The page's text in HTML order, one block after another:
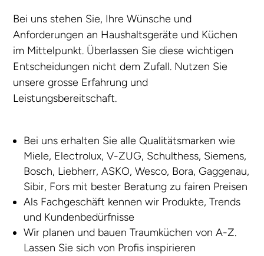
Bei uns stehen Sie, Ihre Wünsche und
Anforderungen an Haushaltsgeräte und Küchen
im Mittelpunkt. Überlassen Sie diese wichtigen
Entscheidungen nicht dem Zufall. Nutzen Sie
unsere grosse Erfahrung und
Leistungsbereitschaft.
Bei uns erhalten Sie alle Qualitätsmarken wie
Miele, Electrolux, V-ZUG, Schulthess, Siemens,
Bosch, Liebherr, ASKO, Wesco, Bora, Gaggenau,
Sibir, Fors mit bester Beratung zu fairen Preisen
Als Fachgeschäft kennen wir Produkte, Trends
und Kundenbedürfnisse
Wir planen und bauen Traumküchen von A-Z.
Lassen Sie sich von Profis inspirieren